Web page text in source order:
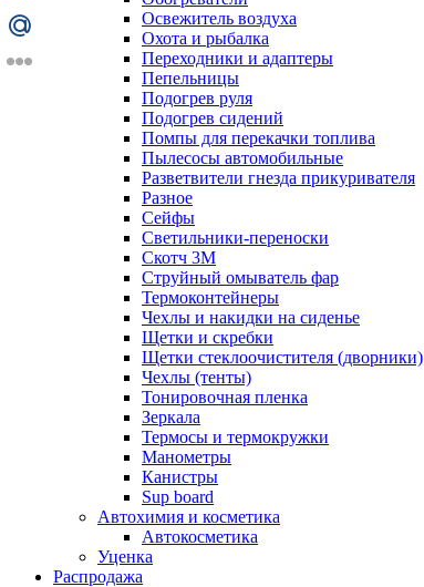
Освежитель воздуха
Охота и рыбалка
Переходники и адаптеры
Пепельницы
Подогрев руля
Подогрев сидений
Помпы для перекачки топлива
Пылесосы автомобильные
Разветвители гнезда прикуривателя
Разное
Сейфы
Светильники-переноски
Скотч 3М
Струйный омыватель фар
Термоконтейнеры
Чехлы и накидки на сиденье
Щетки и скребки
Щетки стеклоочистителя (дворники)
Чехлы (тенты)
Тонировочная пленка
Зеркалa
Термосы и термокружки
Манометры
Канистры
Sup board
Автохимия и косметика
Автокосметика
Уценка
Распродажа